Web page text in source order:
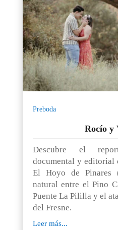
Preboda
Rocío y
Descubre el
documental y
El Hoyo de Pinares
natural entre el Pino
Puente La Pililla y el
del Fresne.
Leer más...